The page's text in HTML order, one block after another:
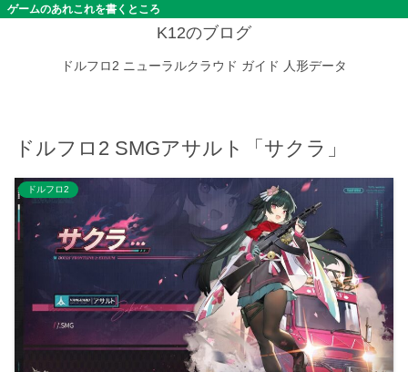
ゲームのあれこれを書くところ
K12のブログ
ドルフロ2 ニューラルクラウド ガイド 人形データ
ドルフロ2 SMGアサルト「サクラ」
ドルフロ2